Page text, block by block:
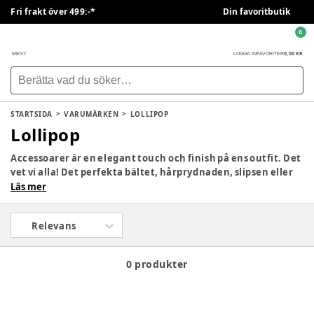
Fri frakt över 499:-* Din favoritbutik
MENY LOGGA IN FAVORITER0,00 KR
0
STARTSIDA VARUMÄRKEN LOLLIPOP
Lollipop
Accessoarer är en elegant touch och finish på ens outfit. Det
vet vi alla! Det perfekta bältet, hårprydnaden, slipsen eller
något annat. Bara det sista uttalandet. Varför ska det vara
in i bilden. Barn utvecklar i tidig ålder en personlighet och
modesmak, vilket Lollipop har väntat på. De har ett stort
utbud av tillbehör för barn, som finns att se här på BabySam.
Läs mer
Relevans
0 produkter